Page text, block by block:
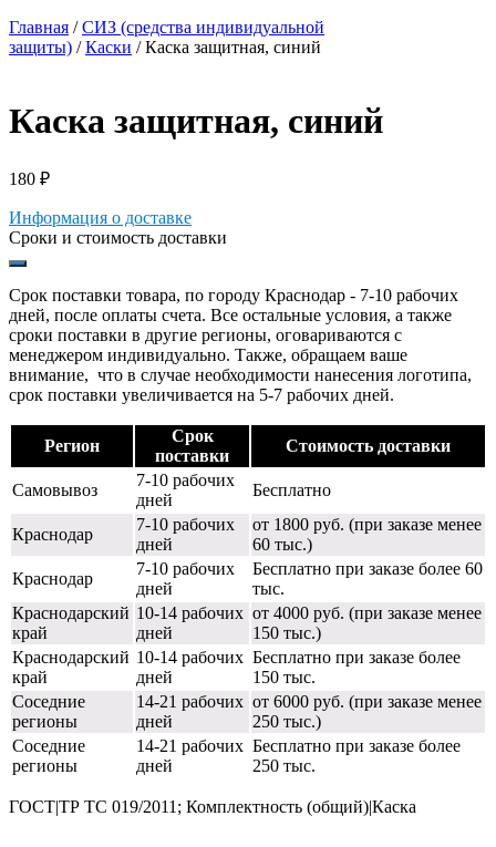
Главная /СИЗ (средства индивидуальной
защиты) /Каски / Каска защитная, синий
Каска защитная, синий
180 ₽
Информация о доставке
Сроки и стоимость доставки
Срок поставки товара, по городу Краснодар - 7-10 рабочих
дней, после оплаты счета. Все остальные условия, а также
сроки поставки в другие регионы, оговариваются с
менеджером индивидуально. Также, обращаем ваше
внимание, что в случае необходимости нанесения логотипа,
срок поставки увеличивается на 5-7 рабочих дней.
Регион
Срок
поставки
Стоимость доставки
Самовывоз
7-10 рабочих
дней
Бесплатно
Краснодар
7-10 рабочих
дней
от 1800 руб. (при заказе менее
60 тыс.)
Краснодар
7-10 рабочих
дней
Бесплатно при заказе более 60
тыс.
Краснодарский
край
10-14 рабочих
дней
от 4000 руб. (при заказе менее
150 тыс.)
Краснодарский
край
10-14 рабочих
дней
Бесплатно при заказе более
150 тыс.
Соседние
регионы
14-21 рабочих
дней
от 6000 руб. (при заказе менее
250 тыс.)
Соседние
регионы
14-21 рабочих
дней
Бесплатно при заказе более
250 тыс.
ГОСТ|ТР ТС 019/2011; Комплектность (общий)|Каска